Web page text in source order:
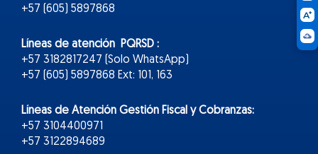
+57 (605) 5897868
Líneas de atención PQRSD :
+57 3182817247 (Solo WhatsApp)
+57 (605) 5897868 Ext: 101, 163
Líneas de Atención Gestión Fiscal y Cobranzas:
+57 3104400971
+57 3122894689